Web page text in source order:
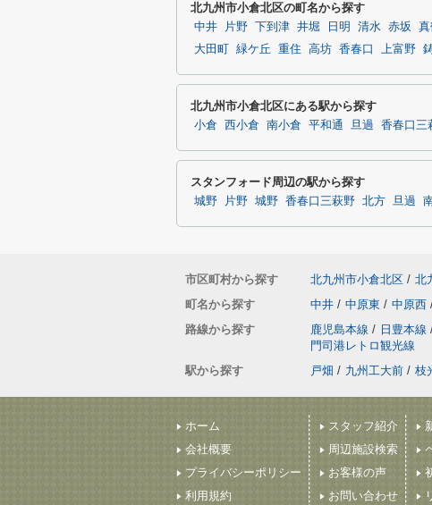
北九州市小倉北区の町名から探す
中井 片野 下到津 井堀 日明 清水 赤坂
大田町
緑ケ丘 重住 高坊 香春口 上富野
北九州市小倉北区にある駅から探す
小倉 西小倉 南小倉 平和通 旦過 香春口三
スタンフォード周辺の駅から探す
城野 片野 城野 香春口三萩野 北方 旦過
市区町村から探す 北九州市小倉北区 / 北
町名から探す
中井 / 中原東 / 中原西
路線から探す
鹿児島本線 / 日豊本線
門司港レトロ観光線
駅から探す
戸畑 / 九州工大前 / 枝
ホーム
会社概要
プライバシーポリシー
利用規約
スタッフ紹介
周辺施設検索
お客様の声
お問い合わせ